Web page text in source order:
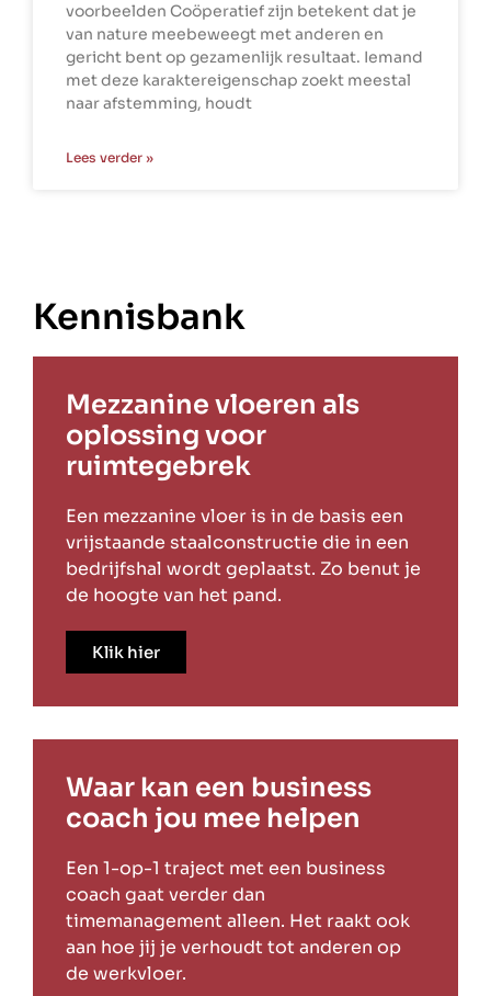
voorbeelden Coöperatief zijn betekent dat je
van nature meebeweegt met anderen en
gericht bent op gezamenlijk resultaat. Iemand
met deze karaktereigenschap zoekt meestal
naar afstemming, houdt
Lees verder »
Kennisbank
Mezzanine vloeren als
oplossing voor
ruimtegebrek
Een mezzanine vloer is in de basis een
vrijstaande staalconstructie die in een
bedrijfshal wordt geplaatst. Zo benut je
de hoogte van het pand.
Klik hier
Waar kan een business
coach jou mee helpen
Een 1-op-1 traject met een business
coach gaat verder dan
timemanagement alleen. Het raakt ook
aan hoe jij je verhoudt tot anderen op
de werkvloer.